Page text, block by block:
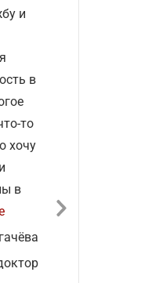
и
в
то
хочу
в
“Шаолинь 2017.